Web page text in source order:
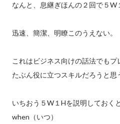
なんと、息継ぎほんの２回で５W
迅速、簡潔、明瞭このうえない。
これはビジネス向けの話法でもプ
たぶん役に立つスキルだろうと思
いちおう５W１Hを説明しておくと
when（いつ）